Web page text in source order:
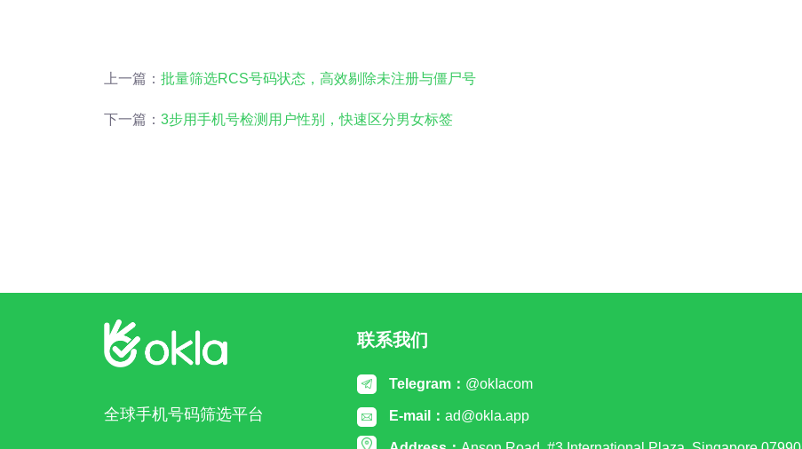
上一篇： 批量筛选RCS号码状态，高效剔除未注册与僵尸号
下一篇： 3步用手机号检测用户性别，快速区分男女标签
全球手机号码筛选平台
联系我们
Telegram： @okIacom
E-mail： ad@okla.app